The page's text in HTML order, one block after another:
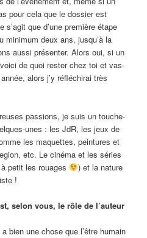
pour cela que le dossier est
que d’une première étape
minimum deux ans, jusqu’à la
aussi présenter. Alors oui, si un
de quoi rester chez toi et vas-
alors j’y réfléchirai très
passions, je suis un touche-
unes : les JdR, les jeux de
les maquettes, peintures et
etc. Le cinéma et les séries
petit les rouages
) et la nature
!
selon vous, le rôle de l’auteur
bien une chose que l’être humain